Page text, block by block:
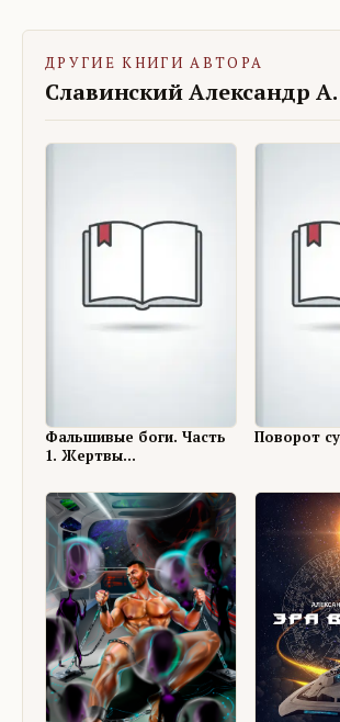
ДРУГИЕ КНИГИ АВТОРА
Фальшивые боги. Часть
1. Жертвы
Поворот